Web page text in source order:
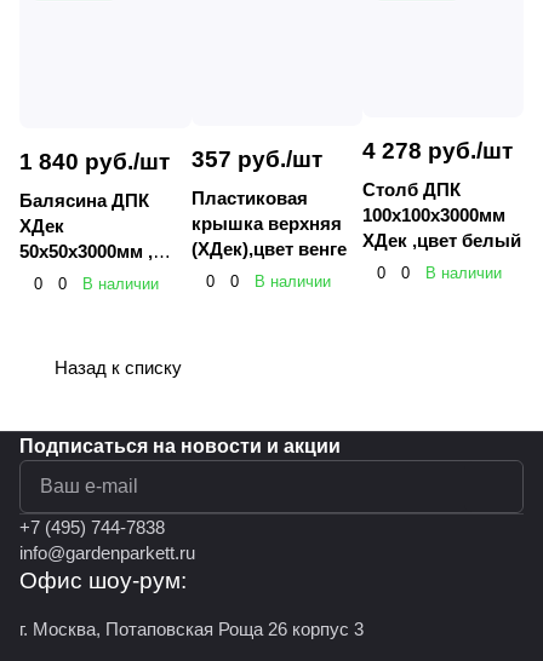
1 840 руб./шт
Балясина ДПК
ХДек
50х50х3000мм ,
цвет: белый.
0 0 В наличии
357 руб./шт
Пластиковая
крышка верхняя
(ХДек),цвет венге
0 0 В наличии
4 278 руб./шт
Столб ДПК
100х100х3000мм
ХДек ,цвет белый
0 0 В наличии
Назад к списку
Подписаться на новости и акции
+7 (495) 744-7838
info@gardenparkett.ru
Офис шоу-рум:
г. Москва, Потаповская Роща 26 корпус 3